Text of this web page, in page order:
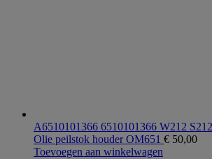
A6510101366 6510101366 W212
Olie peilstok houder OM651 € 50,00
Toevoegen aan winkelwagen